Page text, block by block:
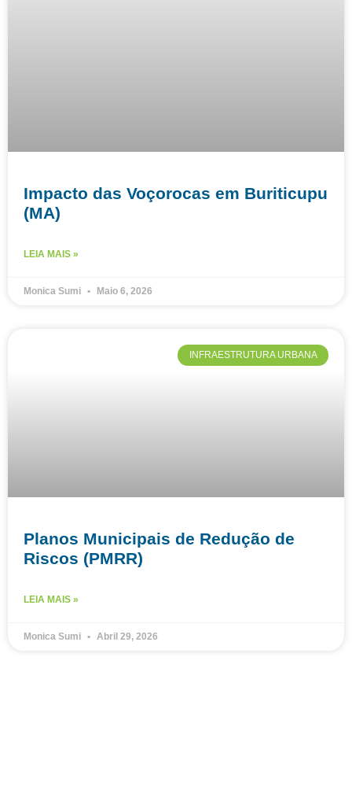
Impacto das Voçorocas em Buriticupu
(MA)
LEIA MAIS »
Monica Sumi Maio 6, 2026
INFRAESTRUTURA URBANA
Planos Municipais de Redução de
Riscos (PMRR)
LEIA MAIS »
Monica Sumi Abril 29, 2026